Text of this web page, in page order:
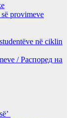
provimeve
në ciklin
/ Распоред на